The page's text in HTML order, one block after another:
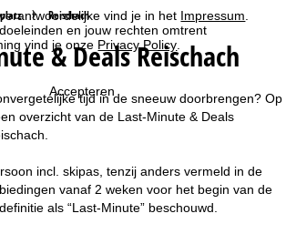
vind je in het Impressum
en jouw rechten omtrent
vind je onze Privacy Policy
Accepteren
Reischach
& Deals Reischach
tijd in de sneeuw doorbrengen? Op
overzicht van de Last-Minute & Deals
incl. skipas, tenzij anders vermeld in de
vanaf 2 weken voor het begin van de
als “Last-Minute” beschouwd.